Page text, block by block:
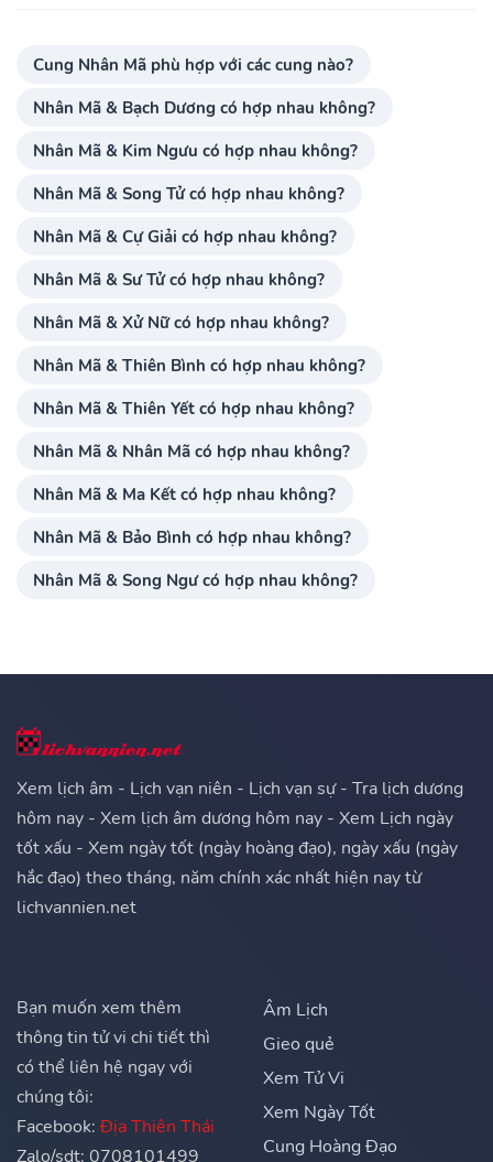
Cung Nhân Mã phù hợp với các cung nào?
Nhân Mã & Bạch Dương có hợp nhau không?
Nhân Mã & Kim Ngưu có hợp nhau không?
Nhân Mã & Song Tử có hợp nhau không?
Nhân Mã & Cự Giải có hợp nhau không?
Nhân Mã & Sư Tử có hợp nhau không?
Nhân Mã & Xử Nữ có hợp nhau không?
Nhân Mã & Thiên Bình có hợp nhau không?
Nhân Mã & Thiên Yết có hợp nhau không?
Nhân Mã & Nhân Mã có hợp nhau không?
Nhân Mã & Ma Kết có hợp nhau không?
Nhân Mã & Bảo Bình có hợp nhau không?
Nhân Mã & Song Ngư có hợp nhau không?
Xem lịch âm - Lịch vạn niên - Lịch vạn sự - Tra lịch dương
hôm nay - Xem lịch âm dương hôm nay - Xem Lịch ngày
tốt xấu - Xem ngày tốt (ngày hoàng đạo), ngày xấu (ngày
hắc đạo) theo tháng, năm chính xác nhất hiện nay từ
lichvannien.net
Bạn muốn xem thêm
thông tin tử vi chi tiết thì
có thể liên hệ ngay với
chúng tôi:
Facebook: Địa Thiên Thái
Zalo/sdt: 0708101499
Âm Lịch
Gieo quẻ
Xem Tử Vi
Xem Ngày Tốt
Cung Hoàng Đạo